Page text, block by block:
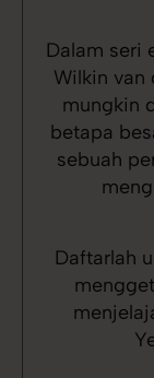
Dalam seri
Wilkin van
mungkin
betapa
sebuah
Daftarlah